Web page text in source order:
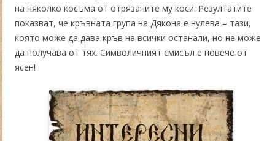
на няколко косъма от отрязаните му коси. Резултатите
показват, че кръвната група на Дякона е нулева – тази,
която може да дава кръв на всички останали, но не може
да получава от тях. Символичният смисъл е повече от
ясен!